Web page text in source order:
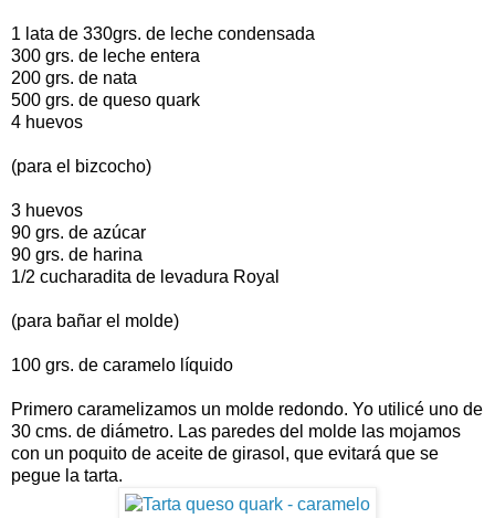
1 lata de 330grs. de leche condensada
300 grs. de leche entera
200 grs. de nata
500 grs. de queso quark
4 huevos
(para el bizcocho)
3 huevos
90 grs. de azúcar
90 grs. de harina
1/2 cucharadita de levadura Royal
(para bañar el molde)
100 grs. de caramelo líquido
Primero caramelizamos un molde redondo. Yo utilicé uno de
30 cms. de diámetro. Las paredes del molde las mojamos
con un poquito de aceite de girasol, que evitará que se
pegue la tarta.